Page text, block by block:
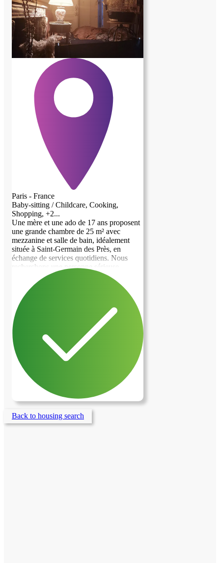
Paris - France
Baby-sitting / Childcare, Cooking,
Shopping, +2...
Une mère et une ado de 17 ans proposent
une grande chambre de 25 m² avec
mezzanine et salle de bain, idéalement
située à Saint-Germain des Près, en
échange de services quotidiens. Nous
recherchons une personne sérieuse,
organisée, flexible, fiable et bienveillante
(pas forcément une étudiante, nous
sommes ouvertes à tous les profils). Les
services demandés comprennent : -
Préparer les dîners en semaine
(organisation flexible) ; - Faire les courses
; - Petits services administratifs -
Accompagner dans la routine quotidienne.
Une présence régulière ainsi qu'une aide
au quotidien sont demandées. Si cette
proposition vous intéresse, merci de me
contacter (je suis la personne qui quitte la
colocation) en vous présentant brièvement
(profil, études/travail, expérience
éventuelle et disponibilités).
Back to housing search